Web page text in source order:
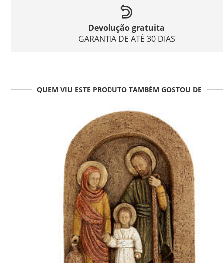
Devolução gratuita
GARANTIA DE ATÉ 30 DIAS
QUEM VIU ESTE PRODUTO TAMBÉM GOSTOU DE